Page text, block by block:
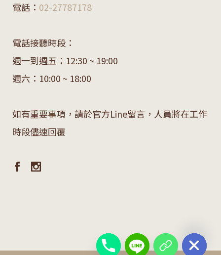
電話： 02-27787178
電話接聽時段：
週一到週五：12:30 ~ 19:00
週六：10:00 ~ 18:00
如有重要事項，請於官方Line留言，人員將在工作
時段儘速回覆